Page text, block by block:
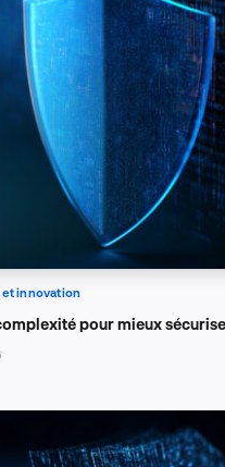
innovation
pour mieux